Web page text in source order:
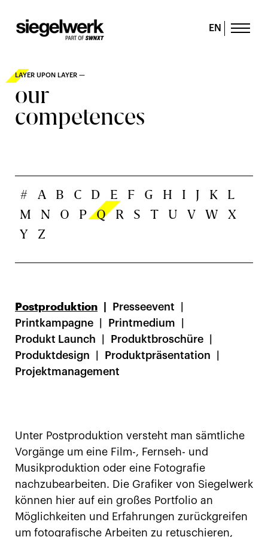
EN
LAYER UPON LAYER —
our
competences
# A B C D E F G H I J K
L
M
N O P Q R S T U V W
X
Y
Z
Postproduktion
Presseevent
Printkampagne
Printmedium
Produkt Launch
Produktbroschüre
Produktdesign
Produktpräsentation
Projektmanagement
Unter Postproduktion versteht man sämtliche
Vorgänge um eine Film-, Fernseh- und
Musikproduktion oder eine Fotografie
nachzubearbeiten. Die Grafiker von Siegelwerk
können hier auf ein großes Portfolio an
Möglichkeiten und Erfahrungen zurückgreifen
um fotografische Arbeiten zu retuschieren,